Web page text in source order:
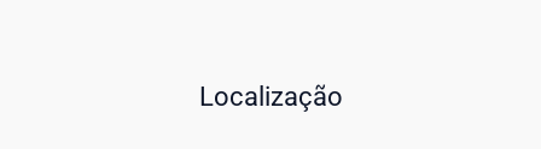
Localização